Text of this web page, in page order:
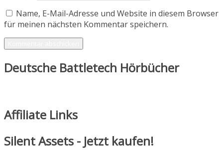
Name, E-Mail-Adresse und Website in diesem Browser
für meinen nächsten Kommentar speichern.
Deutsche Battletech Hörbücher
Affiliate Links
Silent Assets - Jetzt kaufen!